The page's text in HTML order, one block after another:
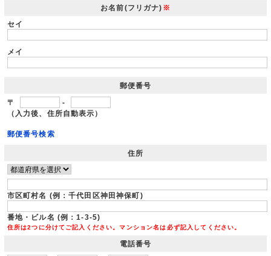
お名前(フリガナ) ※
セイ
メイ
郵便番号
〒
-
（入力後、住所自動表示）
郵便番号検索
住所
市区町村名 (例：千代田区神田神保町)
番地・ビル名 (例：1-3-5)
住所は2つに分けてご記入ください。マンション名は必ず記入してください。
電話番号